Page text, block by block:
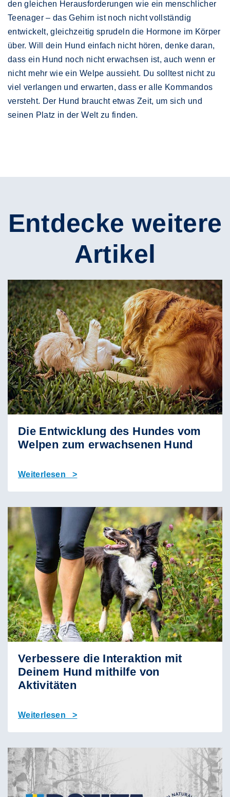
den gleichen Herausforderungen wie ein menschlicher
Teenager – das Gehirn ist noch nicht vollständig
entwickelt, gleichzeitig sprudeln die Hormone im Körper
über. Will dein Hund einfach nicht hören, denke daran,
dass ein Hund noch nicht erwachsen ist, auch wenn er
nicht mehr wie ein Welpe aussieht. Du solltest nicht zu
viel verlangen und erwarten, dass er alle Kommandos
versteht. Der Hund braucht etwas Zeit, um sich und
seinen Platz in der Welt zu finden.
Entdecke weitere
Artikel
Die Entwicklung des Hundes vom
Welpen zum erwachsenen Hund
Weiterlesen >
Verbessere die Interaktion mit
Deinem Hund mithilfe von
Aktivitäten
Weiterlesen >